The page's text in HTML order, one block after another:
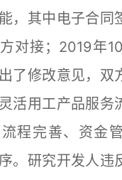
，其中电子合同
对接；2019年
了修改意见，双
活用工产品服务
程完善、资金
。研究开发人违